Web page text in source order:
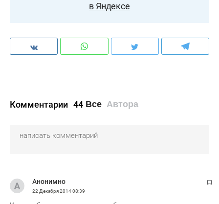
в Яндексе
Комментарии 44 Все Автора
Анонимно
22 Декабря 201408:39